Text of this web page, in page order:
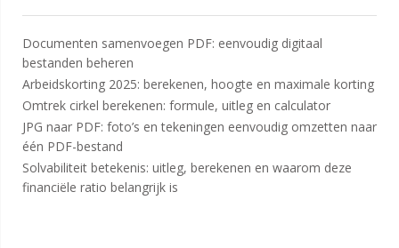
Documenten samenvoegen PDF: eenvoudig digitaal
bestanden beheren
Arbeidskorting 2025: berekenen, hoogte en maximale korting
Omtrek cirkel berekenen: formule, uitleg en calculator
JPG naar PDF: foto’s en tekeningen eenvoudig omzetten naar
één PDF-bestand
Solvabiliteit betekenis: uitleg, berekenen en waarom deze
financiële ratio belangrijk is